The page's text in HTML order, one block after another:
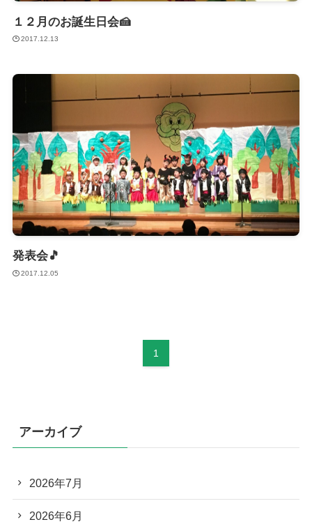
１２月のお誕生日会🍰
2017.12.13
発表会🎵
2017.12.05
1
アーカイブ
2026年7月
2026年6月